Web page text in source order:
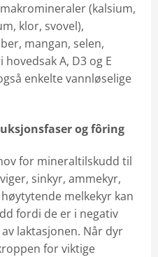
(kalsium,
klor, svovel),
mangan, selen,
A, D3 og E
enkelte vannløselige
og fôring
for mineraltilskudd til
sinkyr, ammekyr,
melkekyr kan
fordi de er i negativ
laktasjonen. Når dyr
for viktige